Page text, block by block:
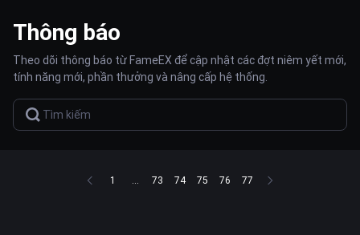
Thông báo
Theo dõi thông báo từ FameEX để cập nhật các đợt niêm yết mới,
tính năng mới, phần thưởng và nâng cấp hệ thống.
1 ... 73 74 75 76 77